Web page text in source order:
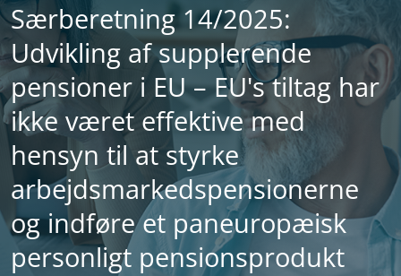
Særberetning 14/2025:
Udvikling af supplerende
pensioner i EU – EU's tiltag har
ikke været effektive med
hensyn til at styrke
arbejdsmarkedspensionerne
og indføre et paneuropæisk
personligt pensionsprodukt